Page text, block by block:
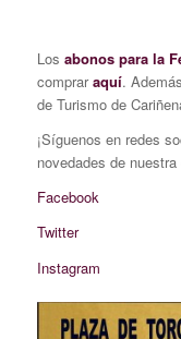
Los abonos para la
compraraquí.
de Turismo de
¡Síguenos en redes
novedades de
Facebook
Twitter
Instagram